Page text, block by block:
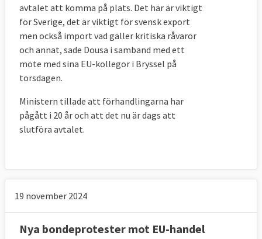
avtalet att komma på plats. Det här är viktigt
för Sverige, det är viktigt för svensk export
men också import vad gäller kritiska råvaror
och annat, sade Dousa i samband med ett
möte med sina EU-kollegor i Bryssel på
torsdagen.
Ministern tillade att förhandlingarna har
pågått i 20 år och att det nu är dags att
slutföra avtalet.
19 november 2024
Nya bondeprotester mot EU-handel